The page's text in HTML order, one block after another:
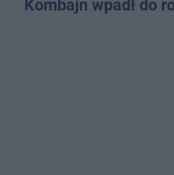
Kombajn wpadł do